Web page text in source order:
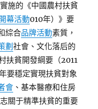
施的《中國農村扶貧
開幕活動010年）》要
綜合品牌活動素質，
劃社會、文化落后的
扶貧開發綱要（2011
穩定實現扶貧對象
會 、基本醫療和住房
關于精準扶貧的重要